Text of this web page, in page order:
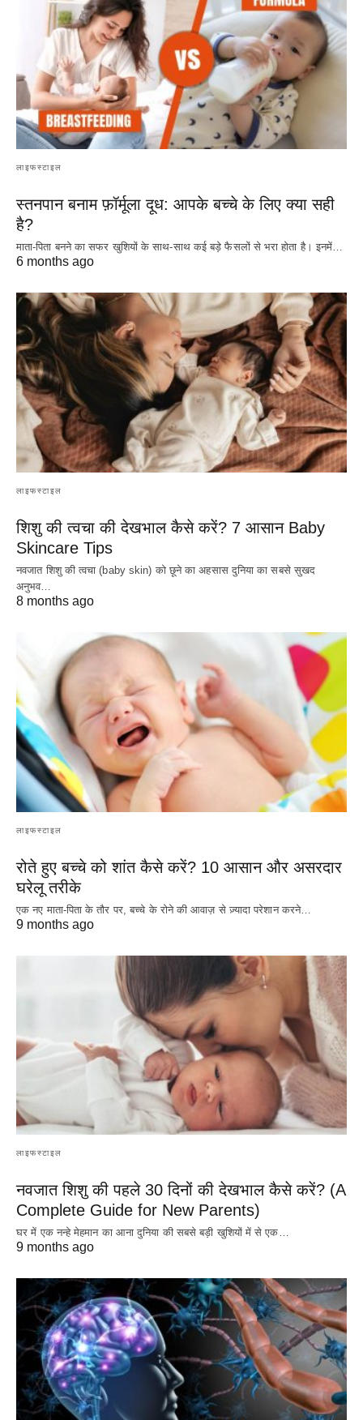
लाइफस्टाइल
स्तनपान बनाम फ़ॉर्मूला दूध: आपके बच्चे के लिए क्या सही
है?
माता-पिता बनने का सफर खुशियों के साथ-साथ कई बड़े फैसलों से भरा होता है। इनमें…
6 months ago
लाइफस्टाइल
शिशु की त्वचा की देखभाल कैसे करें? 7 आसान Baby
Skincare Tips
नवजात शिशु की त्वचा (baby skin) को छूने का अहसास दुनिया का सबसे सुखद
अनुभव…
8 months ago
लाइफस्टाइल
रोते हुए बच्चे को शांत कैसे करें? 10 आसान और असरदार
घरेलू तरीके
एक नए माता-पिता के तौर पर, बच्चे के रोने की आवाज़ से ज़्यादा परेशान करने…
9 months ago
लाइफस्टाइल
नवजात शिशु की पहले 30 दिनों की देखभाल कैसे करें? (A
Complete Guide for New Parents)
घर में एक नन्हे मेहमान का आना दुनिया की सबसे बड़ी खुशियों में से एक…
9 months ago